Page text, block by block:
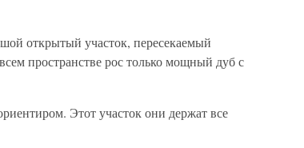
открытый участок, пересекаемый
пространстве рос только мощный дуб с
Этот участок они держат все